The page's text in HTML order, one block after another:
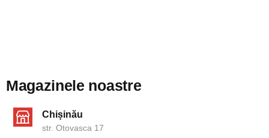
Magazinele noastre
Chișinău
str. Otovasca 17